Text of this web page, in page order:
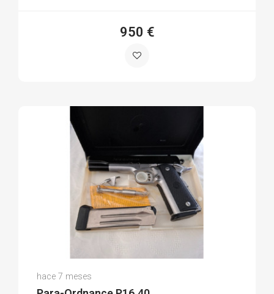
950 €
(0)
hace 7 meses